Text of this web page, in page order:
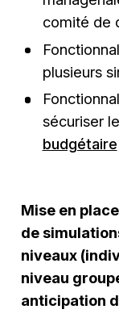
comité de
plusieurs
sécuriser
budgétaire
Mise en
de
niveaux
niveau
anticipation